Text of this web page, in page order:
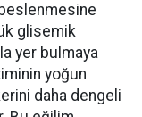
glisemik
yer bulmaya
yoğun
daha dengeli